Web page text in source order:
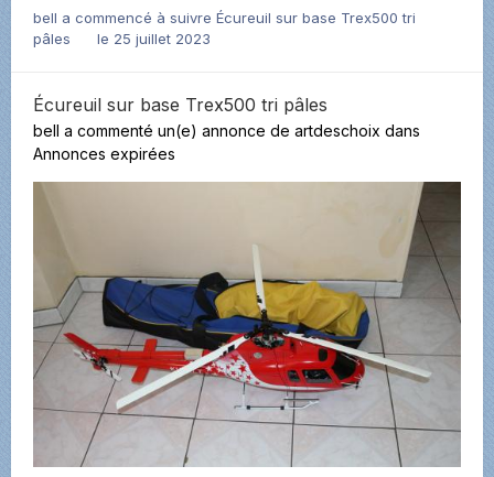
bell a commencé à suivre Écureuil sur base Trex500 tri
pâles
le 25 juillet 2023
Écureuil sur base Trex500 tri pâles
bell a commenté un(e) annonce de artdeschoix dans
Annonces expirées